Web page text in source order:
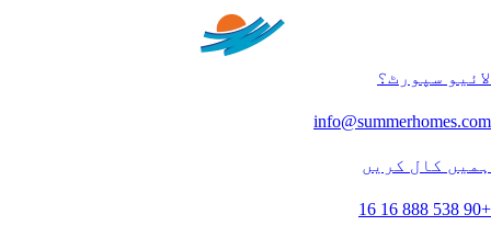
لائیو سپورٹ؟
info@summerhomes.com
ہمیں کال کریں
+90 538 888 16 16